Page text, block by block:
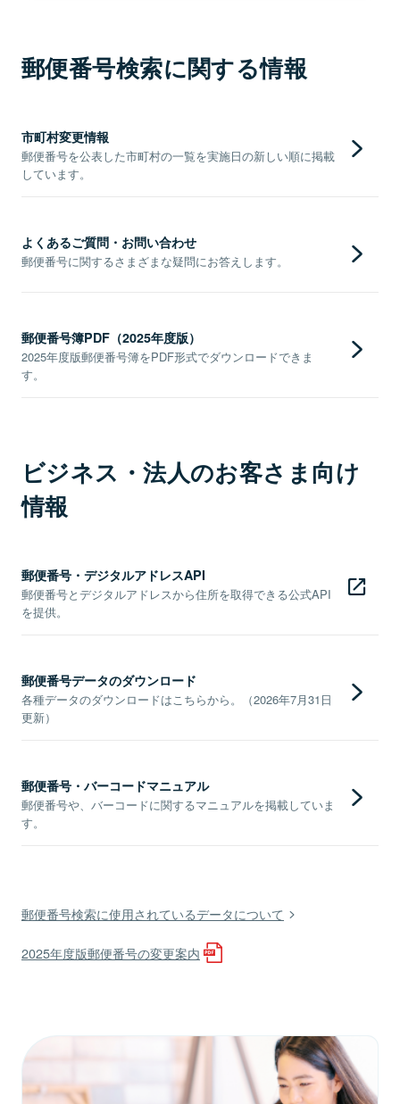
郵便番号検索に関する情報
市町村変更情報
郵便番号を公表した市町村の一覧を実施日の新しい順に掲載
しています。
よくあるご質問・お問い合わせ
郵便番号に関するさまざまな疑問にお答えします。
郵便番号簿PDF（2025年度版）
2025年度版郵便番号簿をPDF形式でダウンロードできま
す。
ビジネス・法人のお客さま向け
情報
郵便番号・デジタルアドレスAPI
郵便番号とデジタルアドレスから住所を取得できる公式API
を提供。
郵便番号データのダウンロード
各種データのダウンロードはこちらから。（2026年7月31日
更新）
郵便番号・バーコードマニュアル
郵便番号や、バーコードに関するマニュアルを掲載していま
す。
郵便番号検索に使用されているデータについて
2025年度版郵便番号の変更案内